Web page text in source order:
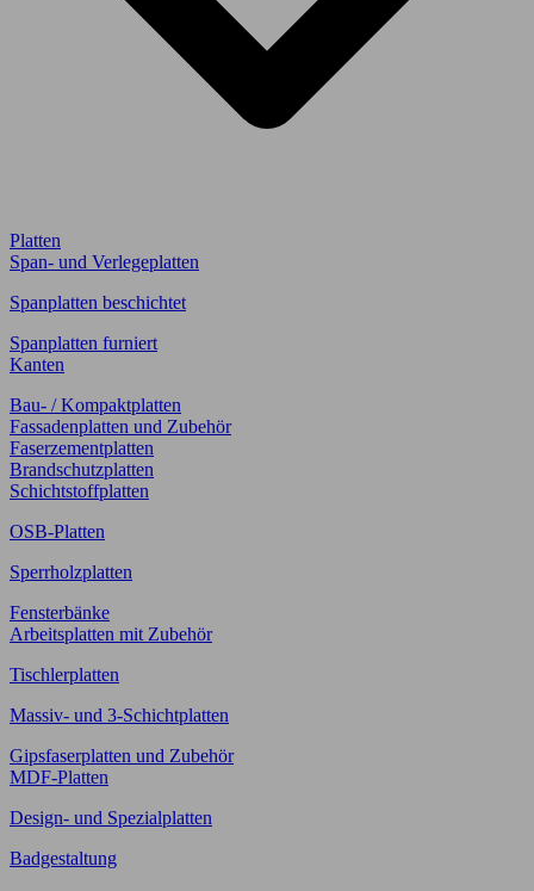
Platten
Span- und Verlegeplatten
Spanplatten beschichtet
Spanplatten furniert
Kanten
Bau- / Kompaktplatten
Fassadenplatten und Zubehör
Faserzementplatten
Brandschutzplatten
Schichtstoffplatten
OSB-Platten
Sperrholzplatten
Fensterbänke
Arbeitsplatten mit Zubehör
Tischlerplatten
Massiv- und 3-Schichtplatten
Gipsfaserplatten und Zubehör
MDF-Platten
Design- und Spezialplatten
Badgestaltung